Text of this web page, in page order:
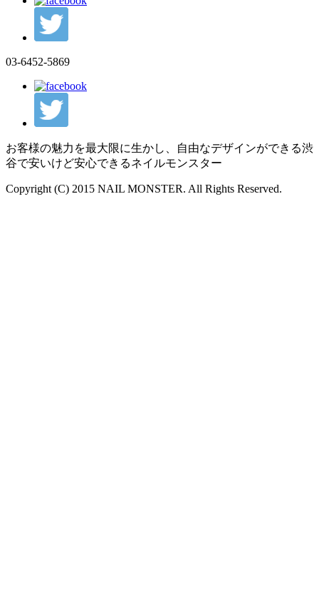
03-6452-5869
お客様の魅力を最大限に生かし、自由なデザインができる渋
谷で安いけど安心できるネイルモンスター
Copyright (C) 2015 NAIL MONSTER. All Rights Reserved.